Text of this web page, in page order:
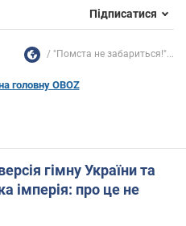
Підписатися
"Помста не забариться!"...
головну OBOZ
гімну України та
імперія: про це не